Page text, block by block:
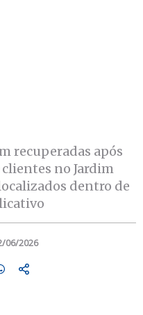
recuperadas após
no Jardim
dentro de
06/2026